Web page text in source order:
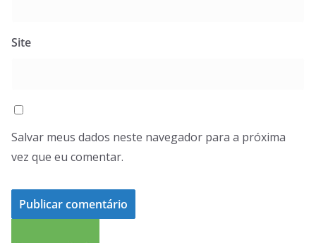
Site
Salvar meus dados neste navegador para a próxima
vez que eu comentar.